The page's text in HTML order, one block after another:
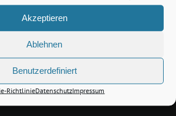
Akzeptieren
Ablehnen
Benutzerdefiniert
RichtlinieDatenschutzImpressum